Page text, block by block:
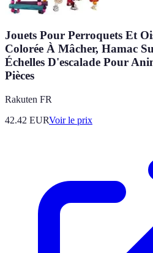
Jouets Pour Perroquets Et
Colorée À Mâcher, Hamac
Échelles D'escalade Pour
Pièces
Rakuten FR
42.42 EURVoir le prix